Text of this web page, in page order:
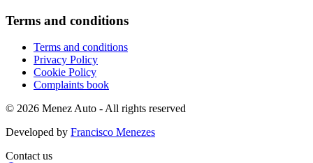
Terms and conditions
Terms and conditions
Privacy Policy
Cookie Policy
Complaints book
© 2026 Menez Auto - All rights reserved
Developed by Francisco Menezes
Contact us